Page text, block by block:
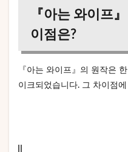
『아는 와이프
이점은?
『아는 와이프』의 원작은
이크되었습니다. 그 차이점